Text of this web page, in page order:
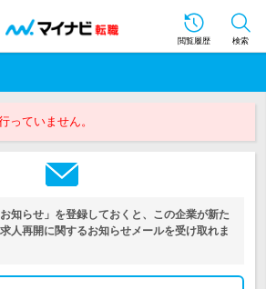
閲覧履歴 検索
っていません。
知らせ」を登録しておくと、この企業が新た
人再開に関するお知らせメールを受け取れま